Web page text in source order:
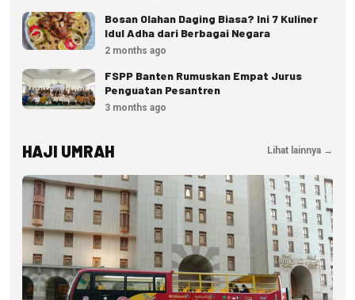
Bosan Olahan Daging Biasa? Ini 7 Kuliner
Idul Adha dari Berbagai Negara
2 months ago
FSPP Banten Rumuskan Empat Jurus
Penguatan Pesantren
3 months ago
HAJI UMRAH Lihat lainnya →